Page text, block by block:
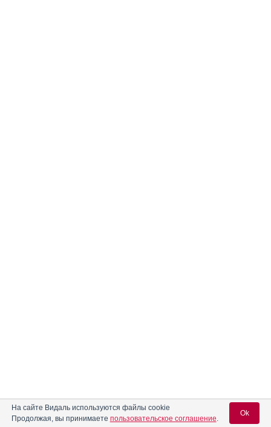
На сайте Видаль используются файлы cookie
Продолжая, вы принимаете пользовательское соглашение.
Ok